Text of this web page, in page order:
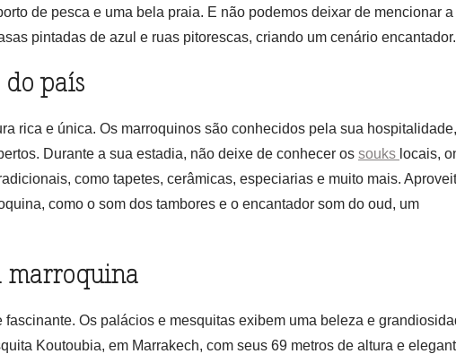
de pesca e uma bela praia. E não podemos deixar de mencionar a
pintadas de azul e ruas pitorescas, criando um cenário encantador.
país
rica e única. Os marroquinos são conhecidos pela sua hospitalidade,
Durante a sua estadia, não deixe de conhecer os souks locais,
como tapetes, cerâmicas, especiarias e muito mais.
como o som dos tambores e o encantador som do oud, um
marroquina
Os palácios e mesquitas exibem uma beleza e
Koutoubia, em Marrakech, com seus 69 metros de altura e